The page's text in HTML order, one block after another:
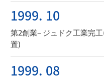
1999. 10
第2創業– ジュドク工業完
置)
1999. 08